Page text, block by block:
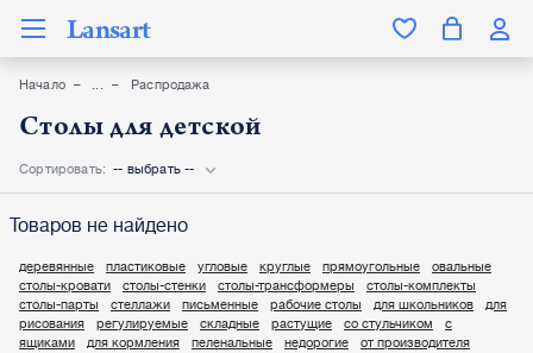
Lansart
Начало Распродажа
Столы для детской
Сортировать: -- выбрать --
Товаров не найдено
деревянные пластиковые угловые круглые прямоугольные
овальные
столы-кровати
столы-стенки столы-трансформеры
столы-комплекты
столы-парты
стеллажи письменные рабочие столы для школьников
для
рисования
регулируемые складные растущие со стульчиком
с
ящиками
для кормления пеленальные недорогие
от производителя